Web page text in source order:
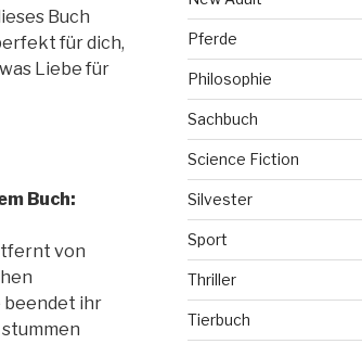
Buch
für dich,
Liebe für
Buch:
von
beendet ihr
Pferde
Philosophie
Sachbuch
Science Fiction
Silvester
Sport
Thriller
Tierbuch